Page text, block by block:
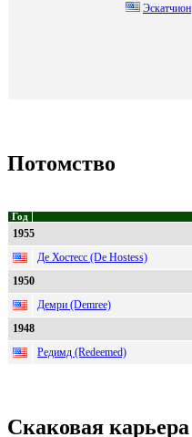
Эскaтчиoн
Потомство
Год
1955
Де Хостесс (De Hostess)
1950
Демри (Demree)
1948
Редимд (Redeemed)
Скаковая карьера